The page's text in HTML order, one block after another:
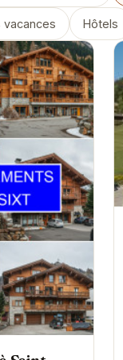
vacances Hôtels